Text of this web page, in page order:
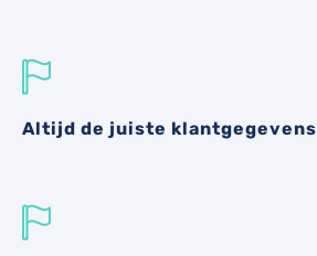
Altijd de juiste klantgegevens